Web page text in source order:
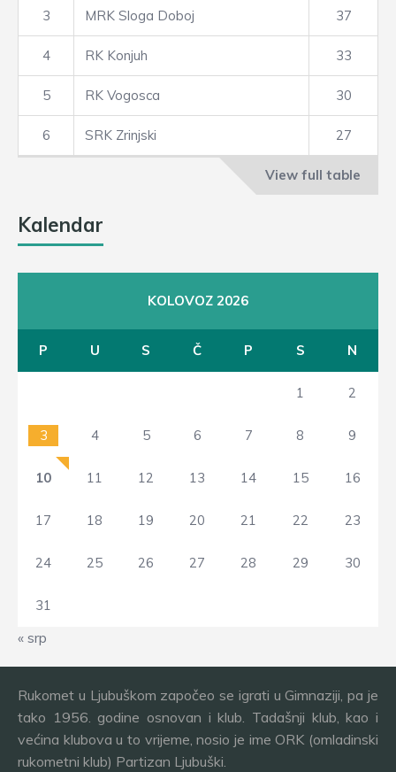
3 MRK Sloga Doboj 37
4 RK Konjuh 33
5 RK Vogosca 30
6 SRK Zrinjski 27
View full table
Kalendar
KOLOVOZ 2026
P U S Č P S N
1 2
3 4 5 6 7 8 9
10 11 12 13 14 15 16
17 18 19 20 21 22 23
24 25 26 27 28 29 30
31
« srp
Rukomet u Ljubuškom započeo se igrati u Gimnaziji, pa je
tako 1956. godine osnovan i klub. Tadašnji klub, kao i
većina klubova u to vrijeme, nosio je ime ORK (omladinski
rukometni klub) Partizan Ljubuški.